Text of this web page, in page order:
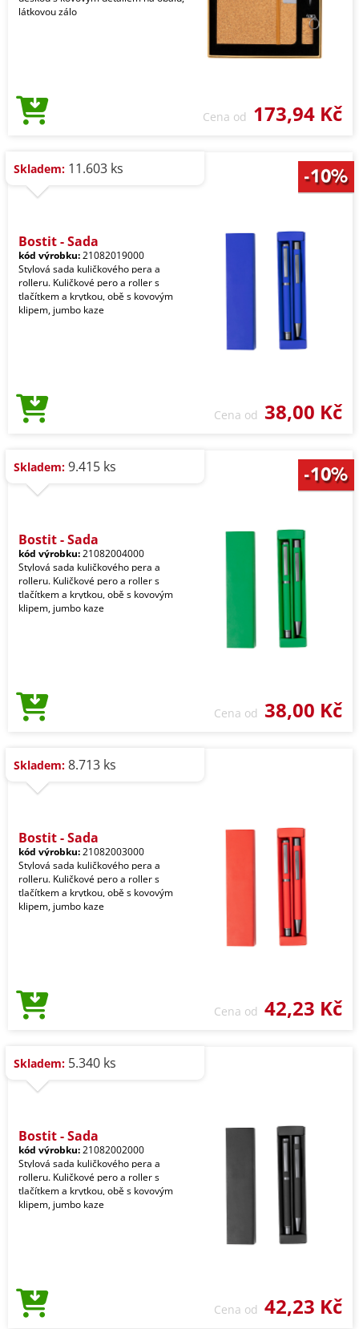
látkovou zálo
Cena od 173,94 Kč
Skladem: 11.603 ks
Bostit - Sada
kód výrobku:21082019000
Stylová sada kuličkového pera a
rolleru. Kuličkové pero a roller s
tlačítkem a krytkou, obě s kovovým
klipem, jumbo kaze
Cena od 38,00 Kč
Skladem: 9.415 ks
Bostit - Sada
kód výrobku:21082004000
Stylová sada kuličkového pera a
rolleru. Kuličkové pero a roller s
tlačítkem a krytkou, obě s kovovým
klipem, jumbo kaze
Cena od 38,00 Kč
Skladem: 8.713 ks
Bostit - Sada
kód výrobku:21082003000
Stylová sada kuličkového pera a
rolleru. Kuličkové pero a roller s
tlačítkem a krytkou, obě s kovovým
klipem, jumbo kaze
Cena od 42,23 Kč
Skladem: 5.340 ks
Bostit - Sada
kód výrobku:21082002000
Stylová sada kuličkového pera a
rolleru. Kuličkové pero a roller s
tlačítkem a krytkou, obě s kovovým
klipem, jumbo kaze
Cena od 42,23 Kč